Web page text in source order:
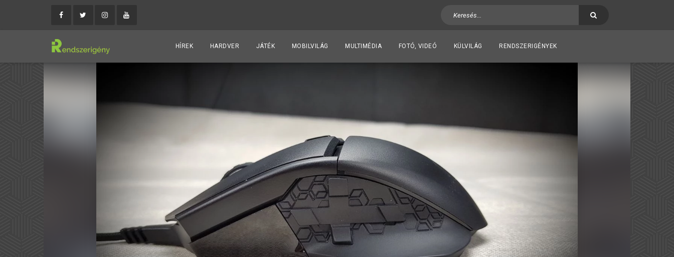
HÍREK HARDVER JÁTÉK MOBILVILÁG MULTIMÉDIA FOTÓ, VIDEÓ KÜLVILÁG RENDSZERIGÉNYEK